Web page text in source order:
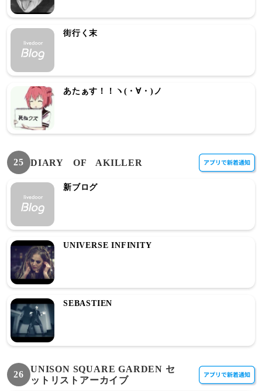
街行く末
あたぁす！！ヽ(・∀・)ノ
25 DIARY OF AKILLER
新ブログ
UNIVERSE INFINITY
SEBASTIEN
26
UNISON SQUARE GARDEN セ
ットリストアーカイブ